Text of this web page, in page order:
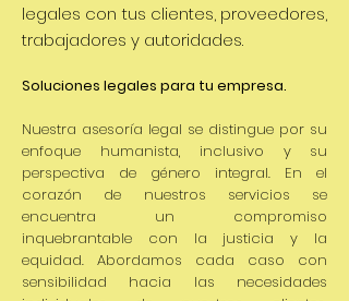
legales con tus clientes, proveedores,
trabajadores y autoridades.
Soluciones legales para tu empresa.
Nuestra asesoría legal se distingue por su
enfoque humanista, inclusivo y su
perspectiva de género integral. En el
corazón de nuestros servicios se
encuentra un compromiso
inquebrantable con la justicia y la
equidad. Abordamos cada caso con
sensibilidad hacia las necesidades